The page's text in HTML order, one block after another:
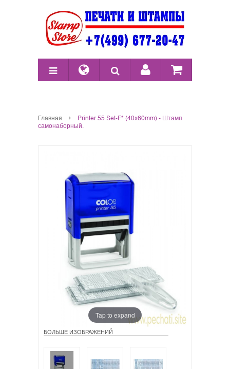
Главная
Printer 55 Set-F* (40x60mm) - Штамп
самонаборный.
Tap to expand
БОЛЬШЕ ИЗОБРАЖЕНИЙ